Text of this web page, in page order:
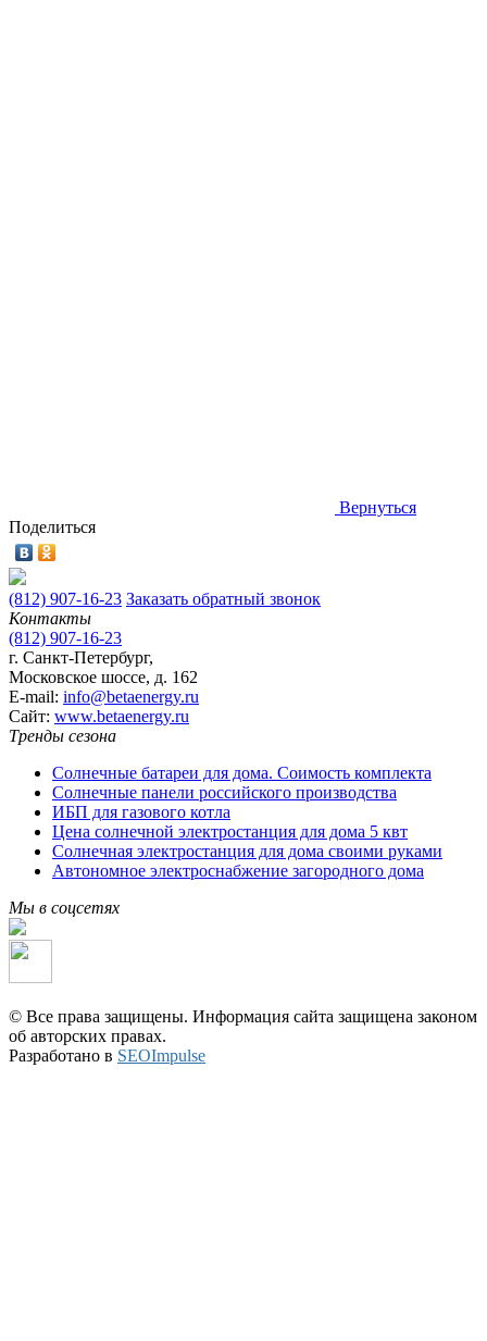
Вернуться
Поделиться
(812) 907-16-23 Заказать обратный звонок
Контакты
(812) 907-16-23
г. Санкт-Петербург,
Московское шоссе, д. 162
E-mail: info@betaenergy.ru
Cайт: www.betaenergy.ru
Тренды сезона
Солнечные батареи для дома. Соимость комплекта
Солнечные панели российского производства
ИБП для газового котла
Цена солнечной электростанция для дома 5 квт
Солнечная электростанция для дома своими руками
Автономное электроснабжение загородного дома
Мы в соцсетях
© Все права защищены. Информация сайта защищена законом
об авторских правах.
Разработано в SEOImpulse